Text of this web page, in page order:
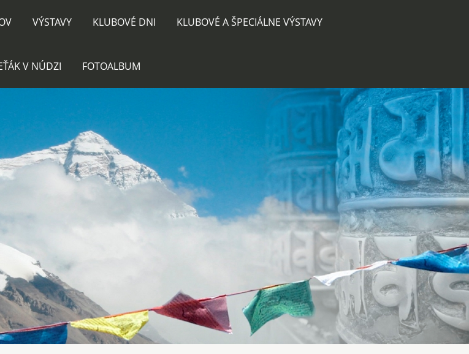
VÝSTAVY KLUBOVÉ DNI KLUBOVÉ A ŠPECIÁLNE VÝSTAVY
V NÚDZI FOTOALBUM